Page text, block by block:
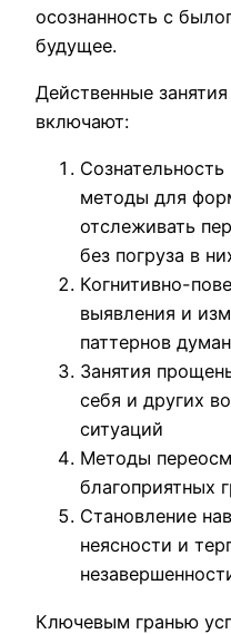
осознанность с
будущее.
Действенные
включают:
методы для
отслеживать
без погруза в
Когнитивно-
выявления и
паттернов
Занятия
себя и других
ситуаций
Методы
благоприятных
Становление
неясности и
Ключевым гранью